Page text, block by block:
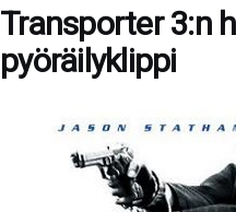
Transporter 3:n
pyöräilyklippi